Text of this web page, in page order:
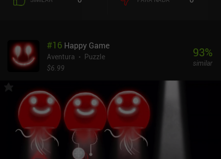
#16 Happy Game
Aventura
Puzzle
$6.99
93%
similar